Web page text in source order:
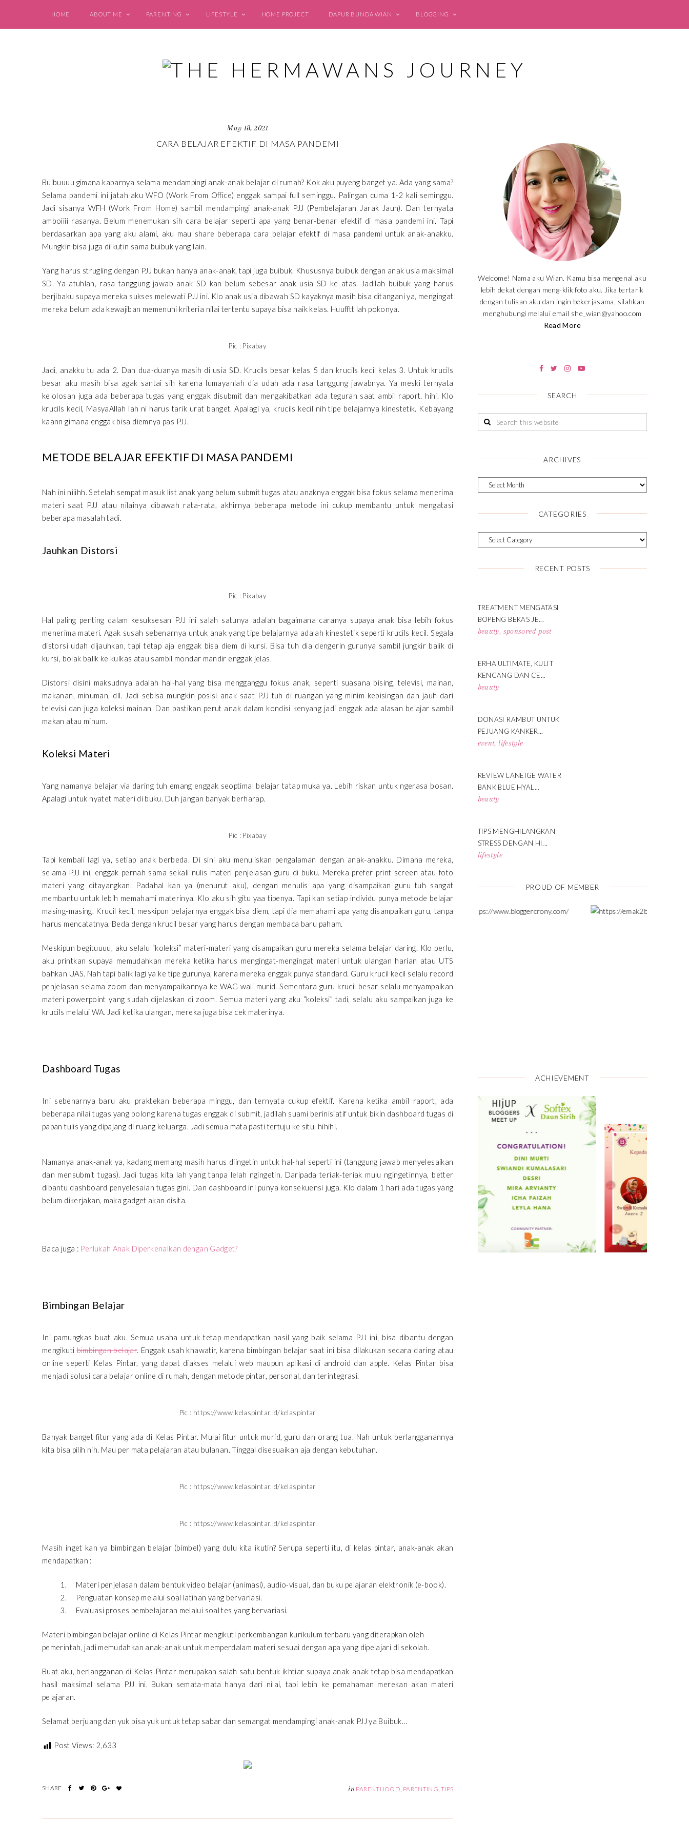
HOME ABOUT ME PARENTING LIFESTYLE HOME PROJECT DAPUR BUNDA WIAN BLOGGING
May 18, 2021
CARA BELAJAR EFEKTIF DI MASA PANDEMI
Buibuuuu gimana kabarnya selama mendampingi anak-anak belajar di rumah? Kok aku puyeng banget ya. Ada yang sama?
Selama pandemi ini jatah aku WFO (Work From Office) enggak sampai full seminggu. Palingan cuma 1-2 kali seminggu.
Jadi sisanya WFH (Work From Home) sambil mendampingi anak-anak PJJ (Pembelajaran Jarak Jauh). Dan ternyata
amboiiii rasanya. Belum menemukan sih cara belajar seperti apa yang benar-benar efektif di masa pandemi ini. Tapi
berdasarkan apa yang aku alami, aku mau share beberapa cara belajar efektif di masa pandemi untuk anak-anakku.
Mungkin bisa juga diikutin sama buibuk yang lain.
Yang harus strugling dengan PJJ bukan hanya anak-anak, tapi juga buibuk. Khususnya buibuk dengan anak usia maksimal
SD. Ya atuhlah, rasa tanggung jawab anak SD kan belum sebesar anak usia SD ke atas. Jadilah buibuk yang harus
berjibaku supaya mereka sukses melewati PJJ ini. Klo anak usia dibawah SD kayaknya masih bisa ditangani ya, mengingat
mereka belum ada kewajiban memenuhi kriteria nilai tertentu supaya bisa naik kelas. Huufftt lah pokonya.
Pic : Pixabay
Jadi, anakku tu ada 2. Dan dua-duanya masih di usia SD. Krucils besar kelas 5 dan krucils kecil kelas 3. Untuk krucils
besar aku masih bisa agak santai sih karena lumayanlah dia udah ada rasa tanggung jawabnya. Ya meski ternyata
kelolosan juga ada beberapa tugas yang enggak disubmit dan mengakibatkan ada teguran saat ambil raport. hihi. Klo
krucils kecil, MasyaAllah lah ni harus tarik urat banget. Apalagi ya, krucils kecil nih tipe belajarnya kinestetik. Kebayang
kaann gimana enggak bisa diemnya pas PJJ.
METODE BELAJAR EFEKTIF DI MASA PANDEMI
Nah ini niiihh. Setelah sempat masuk list anak yang belum submit tugas atau anaknya enggak bisa fokus selama menerima
materi saat PJJ atau nilainya dibawah rata-rata, akhirnya beberapa metode ini cukup membantu untuk mengatasi
beberapa masalah tadi.
Jauhkan Distorsi
Pic : Pixabay
Hal paling penting dalam kesuksesan PJJ ini salah satunya adalah bagaimana caranya supaya anak bisa lebih fokus
menerima materi. Agak susah sebenarnya untuk anak yang tipe belajarnya adalah kinestetik seperti krucils kecil. Segala
distorsi udah dijauhkan, tapi tetap aja enggak bisa diem di kursi. Bisa tuh dia dengerin gurunya sambil jungkir balik di
kursi, bolak balik ke kulkas atau sambil mondar mandir enggak jelas.
Distorsi disini maksudnya adalah hal-hal yang bisa mengganggu fokus anak, seperti suasana bising, televisi, mainan,
makanan, minuman, dll. Jadi sebisa mungkin posisi anak saat PJJ tuh di ruangan yang minim kebisingan dan jauh dari
televisi dan juga koleksi mainan. Dan pastikan perut anak dalam kondisi kenyang jadi enggak ada alasan belajar sambil
makan atau minum.
Koleksi Materi
Yang namanya belajar via daring tuh emang enggak seoptimal belajar tatap muka ya. Lebih riskan untuk ngerasa bosan.
Apalagi untuk nyatet materi di buku. Duh jangan banyak berharap.
Pic : Pixabay
Tapi kembali lagi ya, setiap anak berbeda. Di sini aku menuliskan pengalaman dengan anak-anakku. Dimana mereka,
selama PJJ ini, enggak pernah sama sekali nulis materi penjelasan guru di buku. Mereka prefer print screen atau foto
materi yang ditayangkan. Padahal kan ya (menurut aku), dengan menulis apa yang disampaikan guru tuh sangat
membantu untuk lebih memahami materinya. Klo aku sih gitu yaa tipenya. Tapi kan setiap individu punya metode belajar
masing-masing. Krucil kecil, meskipun belajarnya enggak bisa diem, tapi dia memahami apa yang disampaikan guru, tanpa
harus mencatatnya. Beda dengan krucil besar yang harus dengan membaca baru paham.
Meskipun begituuuu, aku selalu “koleksi” materi-materi yang disampaikan guru mereka selama belajar daring. Klo perlu,
aku printkan supaya memudahkan mereka ketika harus mengingat-mengingat materi untuk ulangan harian atau UTS
bahkan UAS. Nah tapi balik lagi ya ke tipe gurunya, karena mereka enggak punya standard. Guru krucil kecil selalu record
penjelasan selama zoom dan menyampaikannya ke WAG wali murid. Sementara guru krucil besar selalu menyampaikan
materi powerpoint yang sudah dijelaskan di zoom. Semua materi yang aku “koleksi” tadi, selalu aku sampaikan juga ke
krucils melalui WA. Jadi ketika ulangan, mereka juga bisa cek materinya.
Dashboard Tugas
Ini sebenarnya baru aku praktekan beberapa minggu, dan ternyata cukup efektif. Karena ketika ambil raport, ada
beberapa nilai tugas yang bolong karena tugas enggak di submit, jadilah suami berinisiatif untuk bikin dashboard tugas di
papan tulis yang dipajang di ruang keluarga. Jadi semua mata pasti tertuju ke situ. hihihi.
Namanya anak-anak ya, kadang memang masih harus diingetin untuk hal-hal seperti ini (tanggung jawab menyelesaikan
dan mensubmit tugas). Jadi tugas kita lah yang tanpa lelah ngingetin. Daripada teriak-teriak mulu ngingetinnya, better
dibantu dashboard penyelesaian tugas gini. Dan dashboard ini punya konsekuensi juga. Klo dalam 1 hari ada tugas yang
belum dikerjakan, maka gadget akan disita.
Baca juga : Perlukah Anak Diperkenalkan dengan Gadget?
Bimbingan Belajar
Ini pamungkas buat aku. Semua usaha untuk tetap mendapatkan hasil yang baik selama PJJ ini, bisa dibantu dengan
mengikutibimbingan belajar. Enggak usah khawatir, karena bimbingan belajar saat ini bisa dilakukan secara daring atau
online seperti Kelas Pintar, yang dapat diakses melalui web maupun aplikasi di android dan apple. Kelas Pintar bisa
menjadi solusi cara belajar online di rumah, dengan metode pintar, personal, dan terintegrasi.
Pic : https://www.kelaspintar.id/kelaspintar
Banyak banget fitur yang ada di Kelas Pintar. Mulai fitur untuk murid, guru dan orang tua. Nah untuk berlangganannya
kita bisa pilih nih. Mau per mata pelajaran atau bulanan. Tinggal disesuaikan aja dengan kebutuhan.
Pic : https://www.kelaspintar.id/kelaspintar
Pic : https://www.kelaspintar.id/kelaspintar
Masih inget kan ya bimbingan belajar (bimbel) yang dulu kita ikutin? Serupa seperti itu, di kelas pintar, anak-anak akan
mendapatkan :
Materi penjelasan dalam bentuk video belajar (animasi), audio-visual, dan buku pelajaran elektronik (e-book).
Penguatan konsep melalui soal latihan yang bervariasi.
Evaluasi proses pembelajaran melalui soal tes yang bervariasi.
Materi bimbingan belajar online di Kelas Pintar mengikuti perkembangan kurikulum terbaru yang diterapkan oleh
pemerintah, jadi memudahkan anak-anak untuk memperdalam materi sesuai dengan apa yang dipelajari di sekolah.
Buat aku, berlangganan di Kelas Pintar merupakan salah satu bentuk ikhtiar supaya anak-anak tetap bisa mendapatkan
hasil maksimal selama PJJ ini. Bukan semata-mata hanya dari nilai, tapi lebih ke pemahaman merekan akan materi
pelajaran.
Selamat berjuang dan yuk bisa yuk untuk tetap sabar dan semangat mendampingi anak-anak PJJ ya Buibuk…
Post Views: 2,633
in PARENTHOOD, PARENTING, TIPS
Welcome! Nama aku Wian. Kamu bisa mengenal aku
lebih dekat dengan meng-klik foto aku. Jika tertarik
dengan tulisan aku dan ingin bekerjasama, silahkan
menghubungi melalui email she_wian@yahoo.com
Read More
SEARCH
ARCHIVES
CATEGORIES
RECENT POSTS
TREATMENT MENGATASI
BOPENG BEKAS JE...
beauty, sponsored post
ERHA ULTIMATE, KULIT
KENCANG DAN CE...
beauty
DONASI RAMBUT UNTUK
PEJUANG KANKER...
event, lifestyle
REVIEW LANEIGE WATER
BANK BLUE HYAL...
beauty
TIPS MENGHILANGKAN
STRESS DENGAN HI...
lifestyle
PROUD OF MEMBER
ACHIEVEMENT